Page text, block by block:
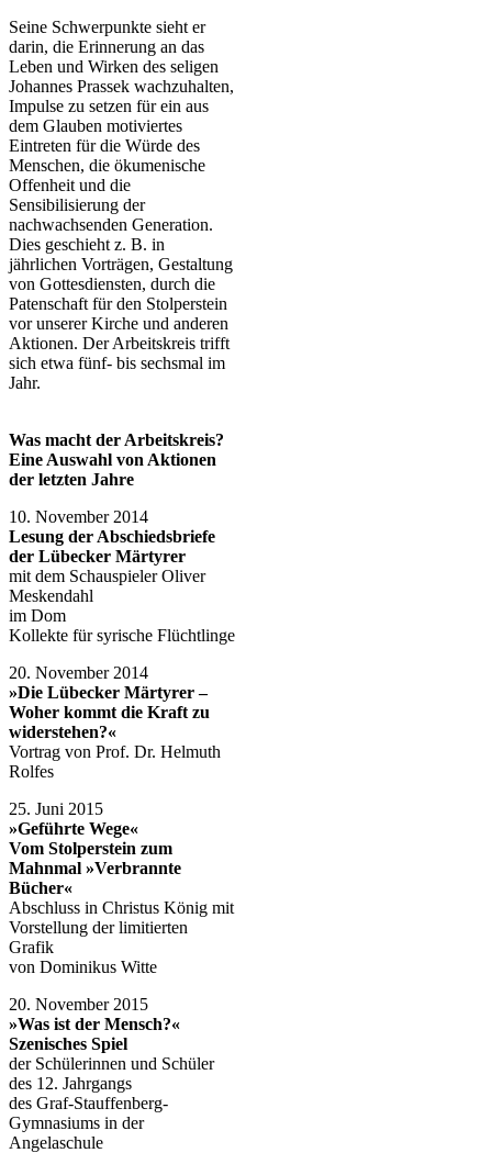
Seine Schwerpunkte sieht er
darin, die Erinnerung an das
Leben und Wirken des seligen
Johannes Prassek wachzuhalten,
Impulse zu setzen für ein aus
dem Glauben motiviertes
Eintreten für die Würde des
Menschen, die ökumenische
Offenheit und die
Sensibilisierung der
nachwachsenden Generation.
Dies geschieht z. B. in
jährlichen Vorträgen, Gestaltung
von Gottesdiensten, durch die
Patenschaft für den Stolperstein
vor unserer Kirche und anderen
Aktionen. Der Arbeitskreis trifft
sich etwa fünf- bis sechsmal im
Jahr.
Was macht der Arbeitskreis?
Eine Auswahl von Aktionen
der letzten Jahre
10. November 2014
Lesung der Abschiedsbriefe
der Lübecker Märtyrer
mit dem Schauspieler Oliver
Meskendahl
im Dom
Kollekte für syrische Flüchtlinge
20. November 2014
»Die Lübecker Märtyrer –
Woher kommt die Kraft zu
widerstehen?«
Vortrag von Prof. Dr. Helmuth
Rolfes
25. Juni 2015
»Geführte Wege«
Vom Stolperstein zum
Mahnmal »Verbrannte
Bücher«
Abschluss in Christus König mit
Vorstellung der limitierten
Grafik
von Dominikus Witte
20. November 2015
»Was ist der Mensch?«
Szenisches Spiel
der Schülerinnen und Schüler
des 12. Jahrgangs
des Graf-Stauffenberg-
Gymnasiums in der
Angelaschule